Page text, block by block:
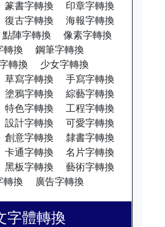
篆書字轉換
印章字轉換
復古字轉換
海報字轉換
點陣字轉換
像素字轉換
轉換
鋼筆字轉換
轉換
少女字轉換
草寫字轉換
手寫字轉換
塗鴉字轉換
綜藝字轉換
特色字轉換
工程字轉換
設計字轉換
可愛字轉換
創意字轉換
隸書字轉換
卡通字轉換
名片字轉換
黑板字轉換
藝術字轉換
轉換
廣告字轉換
字體轉換